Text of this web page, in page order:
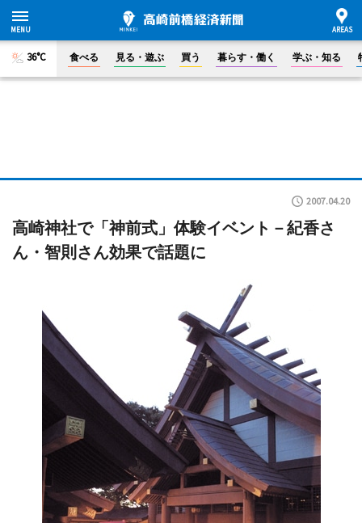
36°C 食べる 見る・遊ぶ 買う 暮らす・働く 学ぶ・知る
2007.04.20
高崎神社で「神前式」体験イベント－紀香さ
ん・智則さん効果で話題に